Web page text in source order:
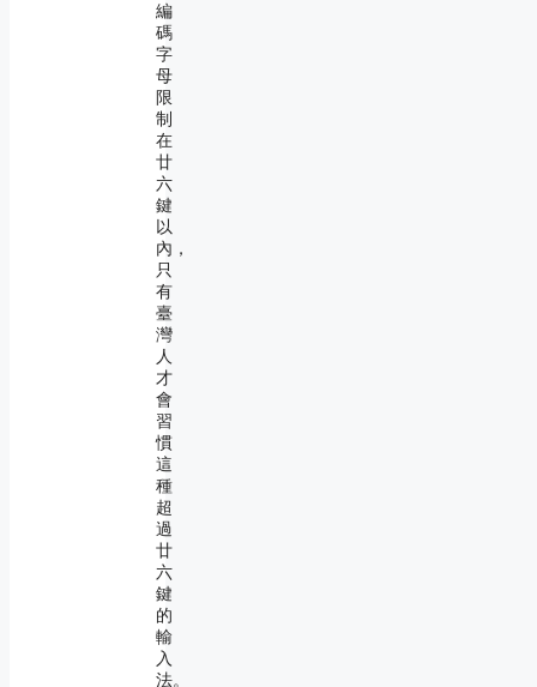
編
碼
字
母
限
制
在
廿
六
鍵
以
內，
只
有
臺
灣
人
才
會
習
慣
這
種
超
過
廿
六
鍵
的
輸
入
法。